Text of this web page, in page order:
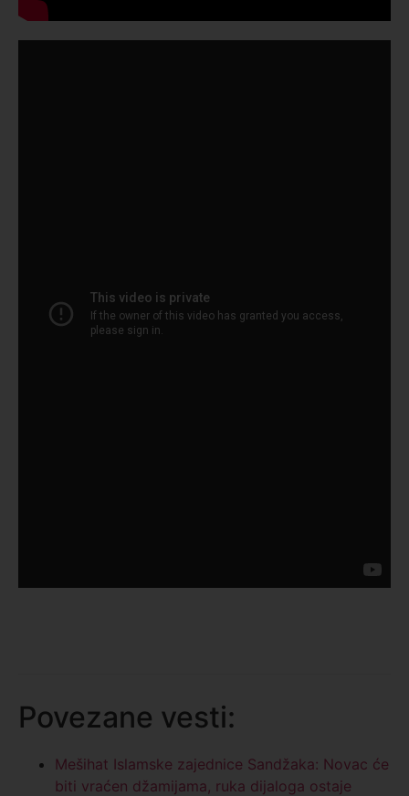
Povezane vesti:
Mešihat Islamske zajednice Sandžaka: Novac će
biti vraćen džamijama, ruka dijaloga ostaje